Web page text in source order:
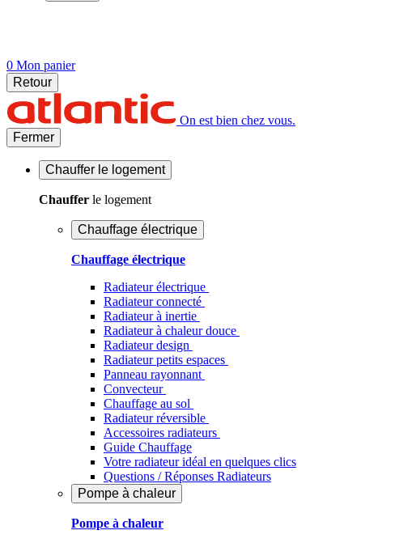
0 Mon panier
Retour
On est bien chez vous.
Fermer
Chauffer le logement
Chauffer le logement
Chauffage électrique
Chauffage électrique
Radiateur électrique
Radiateur connecté
Radiateur à inertie
Radiateur à chaleur douce
Radiateur design
Radiateur petits espaces
Panneau rayonnant
Convecteur
Chauffage au sol
Radiateur réversible
Accessoires radiateurs
Guide Chauffage
Votre radiateur idéal en quelques clics
Questions / Réponses Radiateurs
Pompe à chaleur
Pompe à chaleur